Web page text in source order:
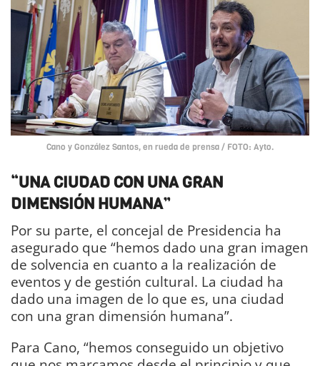
Cano y González Santos, en rueda de prensa / FOTO: Ayto.
“UNA CIUDAD CON UNA GRAN
DIMENSIÓN HUMANA”
Por su parte, el concejal de Presidencia ha
asegurado que “hemos dado una gran imagen
de solvencia en cuanto a la realización de
eventos y de gestión cultural. La ciudad ha
dado una imagen de lo que es, una ciudad
con una gran dimensión humana”.
Para Cano, “hemos conseguido un objetivo